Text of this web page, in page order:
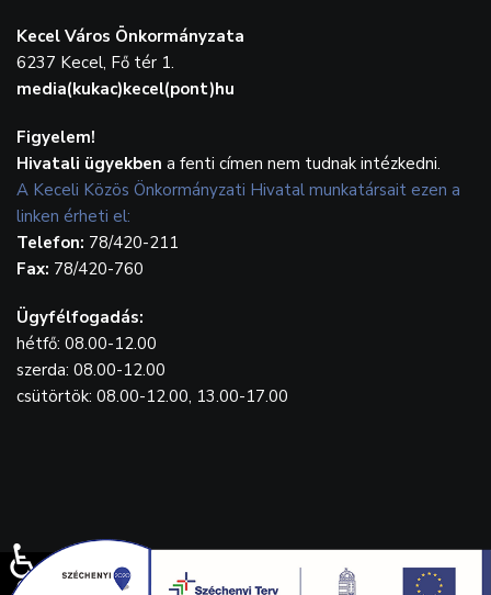
Kecel Város Önkormányzata
6237 Kecel, Fő tér 1.
media(kukac)kecel(pont)hu
Figyelem!
Hivatali ügyekben a fenti címen nem tudnak intézkedni.
A Keceli Közös Önkormányzati Hivatal munkatársait ezen a
linken érheti el:
Telefon: 78/420-211
Fax: 78/420-760
Ügyfélfogadás:
hétfő: 08.00-12.00
szerda: 08.00-12.00
csütörtök: 08.00-12.00, 13.00-17.00
© {2023} Kecel.hu. Designed byWebGrafika.hu